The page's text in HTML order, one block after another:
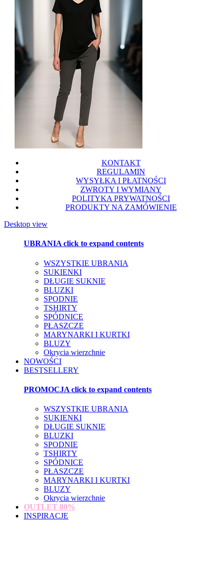
KONTAKT
REGULAMIN
WYSYŁKA I PŁATNOŚCI
ZWROTY I WYMIANY
POLITYKA PRYWATNOŚCI
PRODUKTY NA ZAMÓWIENIE
Desktop view
UBRANIAclick to expand contents
WSZYSTKIE UBRANIA
SUKIENKI
DŁUGIE SUKNIE
BLUZKI
SPODNIE
TSHIRTY
SPÓDNICE
PŁASZCZE
MARYNARKI I KURTKI
BLUZY
Okrycia wierzchnie
NOWOŚCI
BESTSELLERY
PROMOCJA click to expand contents
WSZYSTKIE UBRANIA
SUKIENKI
DŁUGIE SUKNIE
BLUZKI
SPODNIE
TSHIRTY
SPÓDNICE
PŁASZCZE
MARYNARKI I KURTKI
BLUZY
Okrycia wierzchnie
OUTLET 80%
INSPIRACJE